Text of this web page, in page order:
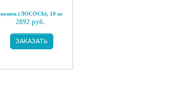
кошек (ЛОСОСЬ), 10 кг
2892 руб.
ЗАКАЗАТЬ